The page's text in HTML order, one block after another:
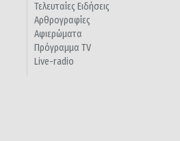
Τελευταίες Ειδήσεις
Αρθρογραφίες
Αφιερώματα
Πρόγραμμα TV
Live-radio